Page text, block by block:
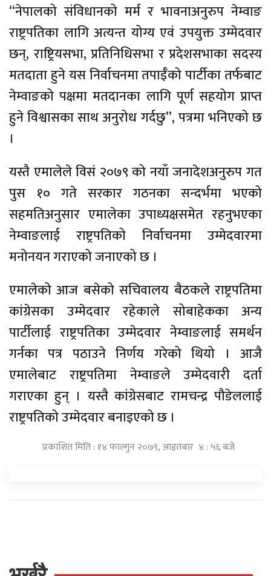
“नेपालको संविधानको मर्म र भावनाअनुरुप नेम्वाङ
राष्ट्रपतिका लागि अत्यन्त योग्य एवं उपयुक्त उम्मेदवार
छन्, राष्ट्रियसभा, प्रतिनिधिसभा र प्रदेशसभाका सदस्य
मतदाता हुने यस निर्वाचनमा तपाईँको पार्टीका तर्फबाट
नेम्वाङको पक्षमा मतदानका लागि पूर्ण सहयोग प्राप्त
हुने विश्वासका साथ अनुरोध गर्दछु”, पत्रमा भनिएको छ
।
यस्तै एमालेले विसं २०७९ को नयाँ जनादेशअनुरुप गत
पुस १० गते सरकार गठनका सन्दर्भमा भएको
सहमतिअनुसार एमालेका उपाध्यक्षसमेत रहनुभएका
नेम्वाङलाई राष्ट्रपतिको निर्वाचनमा उम्मेदवारमा
मनोनयन गराएको जनाएको छ ।
एमालेको आज बसेको सचिवालय बैठकले राष्ट्रपतिमा
कांग्रेसका उम्मेदवार रहेकाले सोबाहेकका अन्य
पार्टीलाई राष्ट्रपतिका उम्मेदवार नेम्वाङलाई समर्थन
गर्नका पत्र पठाउने निर्णय गरेको थियो । आजै
एमालेबाट राष्ट्रपतिमा नेम्वाङले उम्मेदवारी दर्ता
गराएका हुन् । यस्तै कांग्रेसबाट रामचन्द्र पौडेललाई
राष्ट्रपतिको उम्मेदवार बनाइएको छ ।
प्रकाशित मिति : १४ फाल्गुन २०७९, आइतबार ४ : ५६ बजे